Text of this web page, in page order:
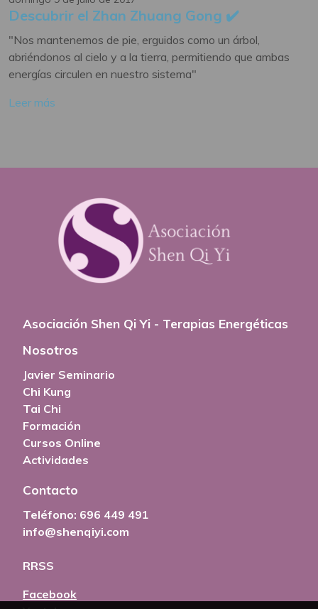
Descubrir el Zhan Zhuang Gong ✔️
"Nos mantenemos de pie, erguidos como un árbol,
abriéndonos al cielo y a la tierra, permitiendo que ambas
energías circulen en nuestro sistema"
Leer más
Asociación Shen Qi Yi - Terapias Energéticas
Nosotros
Javier Seminario
Chi Kung
Tai Chi
Formación
Cursos Online
Actividades
Contacto
Teléfono: 696 449 491
info@shenqiyi.com
RRSS
Facebook